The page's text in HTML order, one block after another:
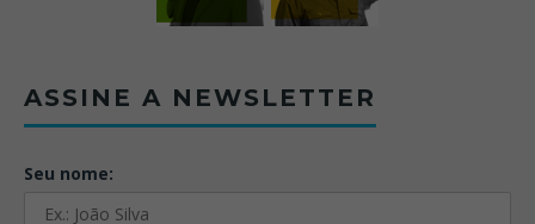
ASSINE A NEWSLETTER
Seu nome: